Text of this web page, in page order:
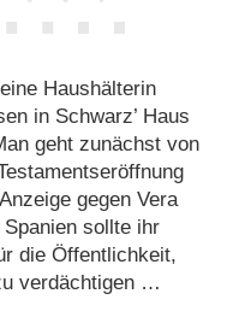
Haushälterin
in Schwarz’ Haus
geht zunächst von
gegen Vera
sollte ihr
die Öffentlichkeit,
verdächtigen …